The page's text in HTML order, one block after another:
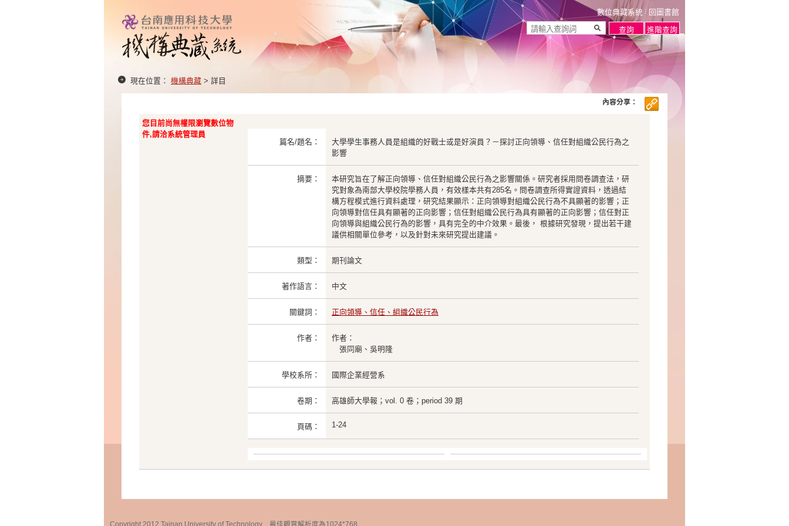
數位典藏系統 回圖書館
現在位置： 機構典藏 > 詳目
您目前尚無權限瀏覽數位物
件,請洽系統管理員
篇名/題名：
大學學生事務人員是組織的好戰士或是好演員？－探討正向領導、信任對組織公民行為之
影響
摘要：
本研究旨在了解正向領導、信任對組織公民行為之影響關係。研究者採用問卷調查法，研
究對象為南部大學校院學務人員，有效樣本共有285名。問卷調查所得實證資料，透過結
構方程模式進行資料處理，研究結果顯示：正向領導對組織公民行為不具顯著的影響；正
向領導對信任具有顯著的正向影響；信任對組織公民行為具有顯著的正向影響；信任對正
向領導與組織公民行為的影響，具有完全的中介效果。最後， 根據研究發現，提出若干建
議供相關單位參考，以及針對未來研究提出建議。
類型： 期刊論文
著作語言： 中文
關鍵詞： 正向領導、信任、組織公民行為
作者：
作者：
張同廟、吳明隆
學校系所： 國際企業經營系
卷期： 高雄師大學報；vol. 0 卷；period 39 期
頁碼： 1-24
內容分享：
Copyright 2012 Tainan University of Technology 最佳觀賞解析度為1024*768